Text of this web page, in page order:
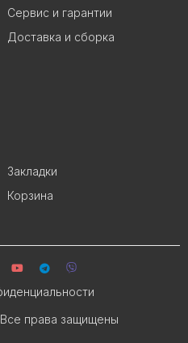
Сервис и гарантии
Доставка и сборка
Закладки
Корзина
права защищены